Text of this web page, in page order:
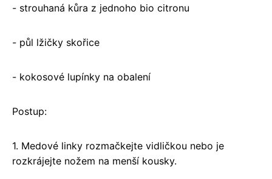
- strouhaná kůra z jednoho bio citronu
- půl lžičky skořice
- kokosové lupínky na obalení
Postup:
1. Medové linky rozmačkejte vidličkou nebo je
rozkrájejte nožem na menší kousky.